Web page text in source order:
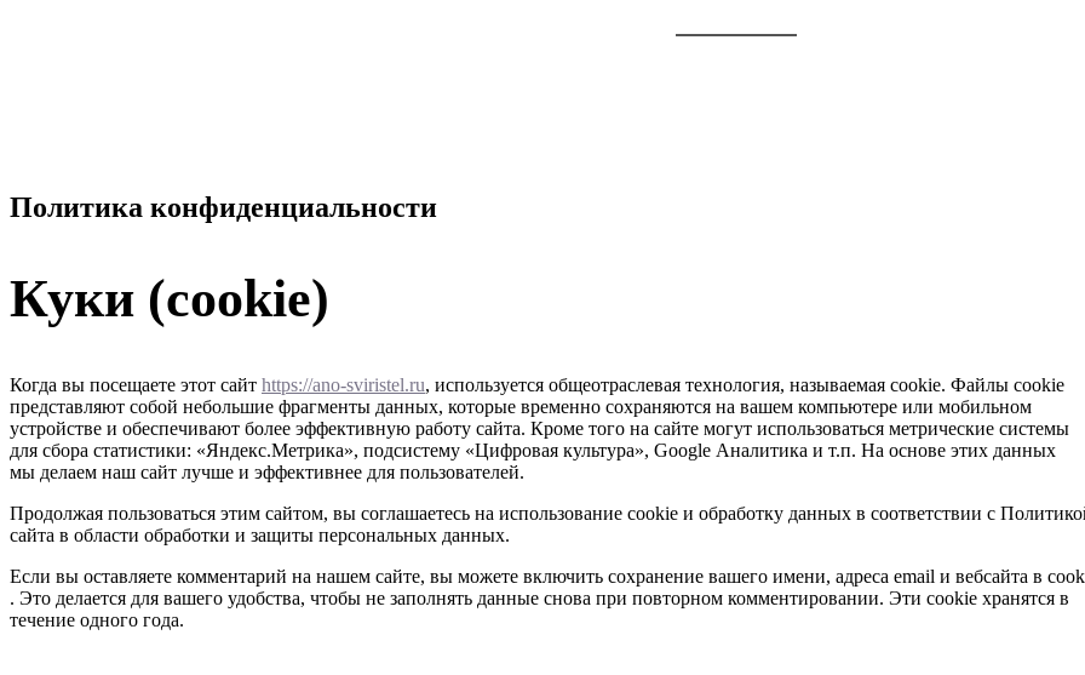
Политика конфиденциальности
Куки (cookie)
Когда вы посещаете этот сайт https://ano-sviristel.ru, используется общеотраслевая технология, называемая cookie. Файлы cookie
представляют собой небольшие фрагменты данных, которые временно сохраняются на вашем компьютере или мобильном
устройстве и обеспечивают более эффективную работу сайта. Кроме того на сайте могут использоваться метрические системы
для сбора статистики: «Яндекс.Метрика», подсистему «Цифровая культура», Google Аналитика и т.п. На основе этих данных
мы делаем наш сайт лучше и эффективнее для пользователей.
Продолжая пользоваться этим сайтом, вы соглашаетесь на использование cookie и обработку данных в соответствии с
сайта в области обработки и защиты персональных данных.
Если вы оставляете комментарий на нашем сайте, вы можете включить сохранение вашего имени, адреса email и вебсайта в
. Это делается для вашего удобства, чтобы не заполнять данные снова при повторном комментировании. Эти cookie хранятся в
течение одного года.